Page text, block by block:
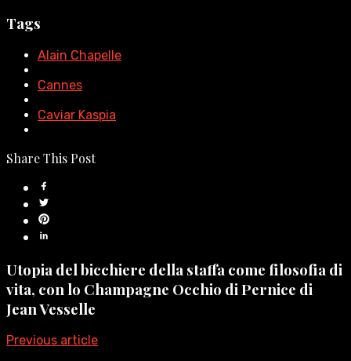
Tags
Alain Chapelle
Cannes
Caviar Kaspia
Share This Post
Utopia del bicchiere della staffa come filosofia di
vita, con lo Champagne Occhio di Pernice di
Jean Vesselle
Previous article